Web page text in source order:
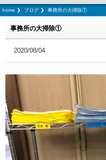
home ブログ 事務所の大掃除①
事務所の大掃除①
2020/08/04